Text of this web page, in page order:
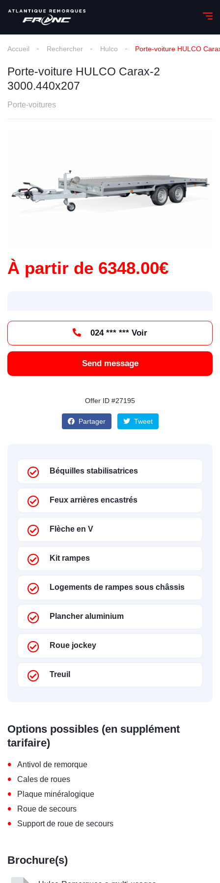
Accueil Rechercher Hulco Porte-voiture HULCO
Porte-voiture HULCO Carax-2
3000.440x207
Porte-voitures
À partir de 6348.00€
024 *** *** Voir
Send message
Offer ID #27195
Partager Tweet
Béquilles stabilisatrices
Feux arrières encastrés
Flèche en V
Kit rampes
Logements de rampes sous châssis
Plancher aluminium
Roue jockey
Treuil
Options possibles (en supplément
tarifaire)
• Antivol de remorque
• Cales de roues
• Plaque minéralogique
• Roue de secours
• Support de roue de secours
Brochure(s)